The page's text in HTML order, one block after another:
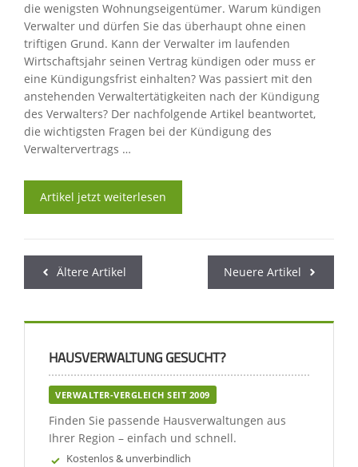
die wenigsten Wohnungseigentümer. Warum kündigen
Verwalter und dürfen Sie das überhaupt ohne einen
triftigen Grund. Kann der Verwalter im laufenden
Wirtschaftsjahr seinen Vertrag kündigen oder muss er
eine Kündigungsfrist einhalten? Was passiert mit den
anstehenden Verwaltertätigkeiten nach der Kündigung
des Verwalters? Der nachfolgende Artikel beantwortet,
die wichtigsten Fragen bei der Kündigung des
Verwaltervertrags …
Artikel jetzt weiterlesen
Ältere Artikel Neuere Artikel
HAUSVERWALTUNG GESUCHT?
VERWALTER-VERGLEICH SEIT 2009
Finden Sie passende Hausverwaltungen aus
Ihrer Region – einfach und schnell.
Kostenlos & unverbindlich